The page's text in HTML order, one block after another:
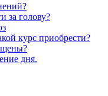
за голову?
курс приобрести?
дня.